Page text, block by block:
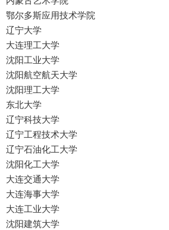
鄂尔多斯应用技术学院
辽宁大学
大连理工大学
沈阳工业大学
沈阳航空航天大学
沈阳理工大学
东北大学
辽宁科技大学
辽宁工程技术大学
辽宁石油化工大学
沈阳化工大学
大连交通大学
大连海事大学
大连工业大学
沈阳建筑大学